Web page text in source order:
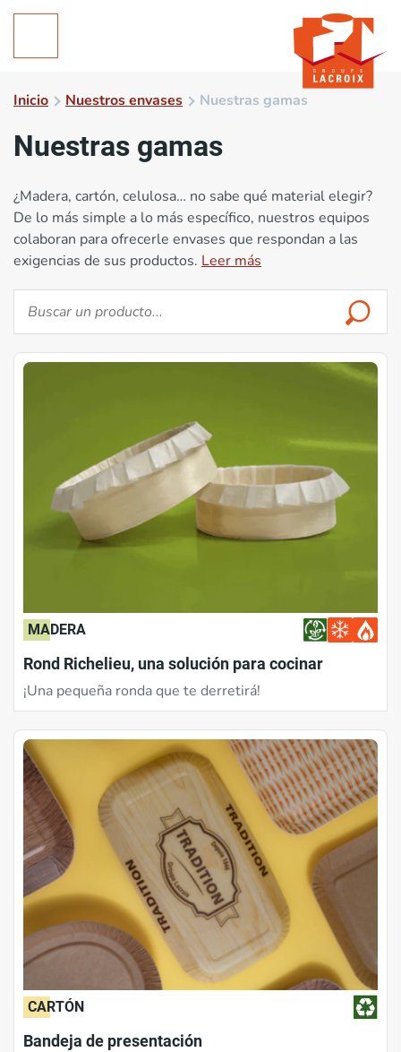
Inicio Nuestros envases Nuestras gamas
Nuestras gamas
¿Madera, cartón, celulosa… no sabe qué material elegir?
De lo más simple a lo más específico, nuestros equipos
colaboran para ofrecerle envases que respondan a las
exigencias de sus productos. Leer más
MADERA
Rond Richelieu, una solución para cocinar
¡Una pequeña ronda que te derretirá!
CARTÓN
Bandeja de presentación